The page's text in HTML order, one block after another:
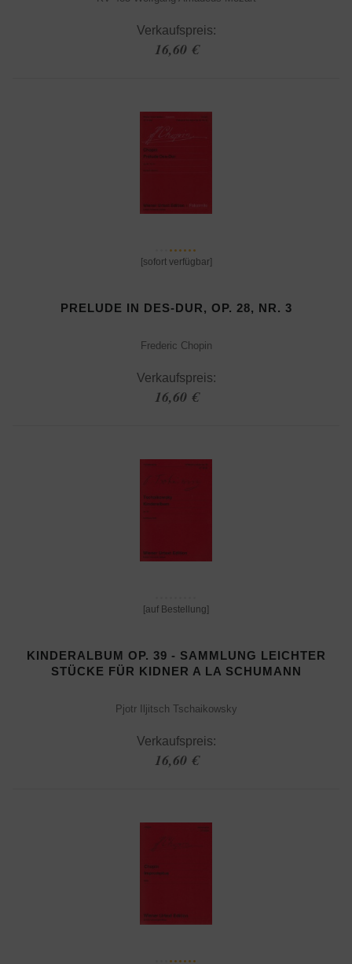
Verkaufspreis:
16,60 €
[sofort verfügbar]
PRELUDE IN DES-DUR, OP. 28, NR. 3
Frederic Chopin
Verkaufspreis:
16,60 €
[auf Bestellung]
KINDERALBUM OP. 39 - SAMMLUNG LEICHTER
STÜCKE FÜR KIDNER A LA SCHUMANN
Pjotr Iljitsch Tschaikowsky
Verkaufspreis:
16,60 €